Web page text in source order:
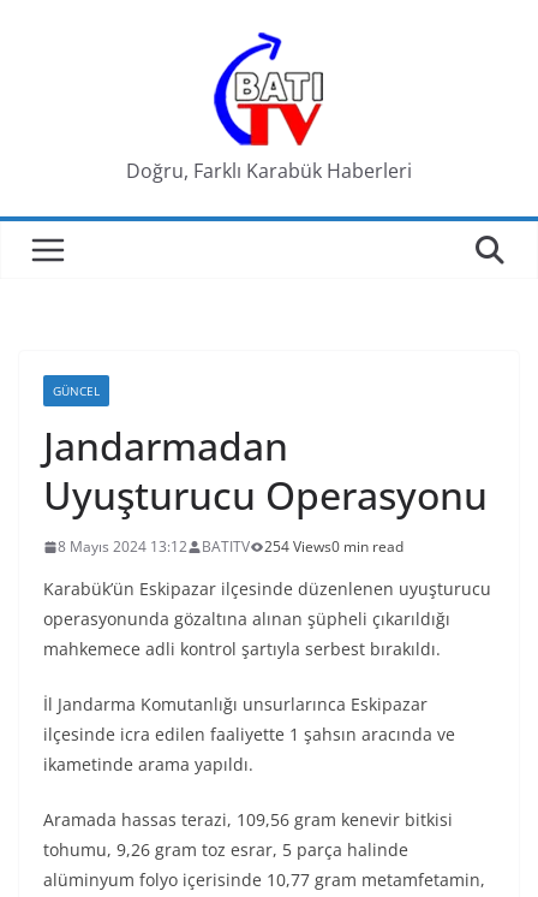
Doğru, Farklı Karabük Haberleri
GÜNCEL
Jandarmadan
Uyuşturucu Operasyonu
8 Mayıs 2024 13:12 BATITV 254 Views0 min read
Karabük’ün Eskipazar ilçesinde düzenlenen uyuşturucu
operasyonunda gözaltına alınan şüpheli çıkarıldığı
mahkemece adli kontrol şartıyla serbest bırakıldı.
İl Jandarma Komutanlığı unsurlarınca Eskipazar
ilçesinde icra edilen faaliyette 1 şahsın aracında ve
ikametinde arama yapıldı.
Aramada hassas terazi, 109,56 gram kenevir bitkisi
tohumu, 9,26 gram toz esrar, 5 parça halinde
alüminyum folyo içerisinde 10,77 gram metamfetamin,